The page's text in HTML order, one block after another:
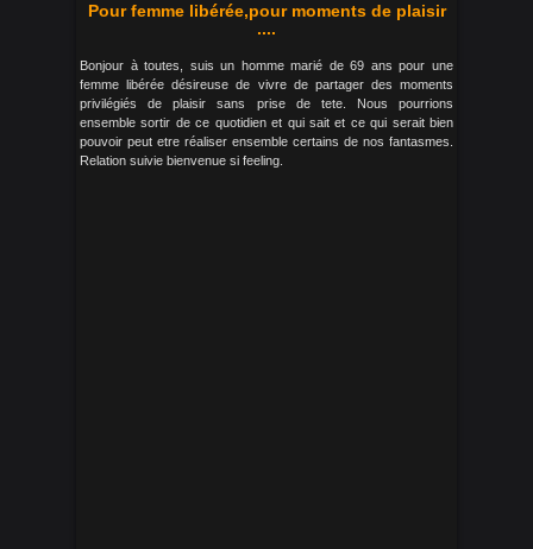
Pour femme libérée,pour moments de plaisir
....
Bonjour à toutes, suis un homme marié de 69 ans pour une
femme libérée désireuse de vivre de partager des moments
privilégiés de plaisir sans prise de tete. Nous pourrions
ensemble sortir de ce quotidien et qui sait et ce qui serait bien
pouvoir peut etre réaliser ensemble certains de nos fantasmes.
Relation suivie bienvenue si feeling.